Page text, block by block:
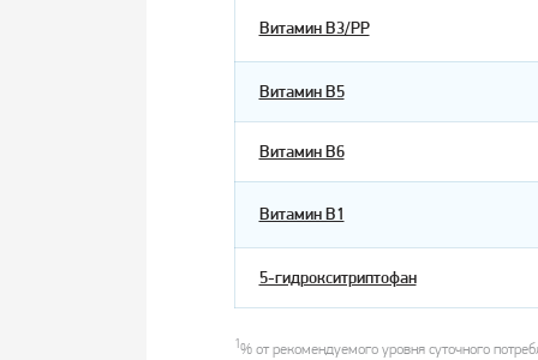
Витамин В3/РР
Витамин В5
Витамин В6
Витамин В1
5-гидрокситриптофан
1% от рекомендуемого уровня суточного